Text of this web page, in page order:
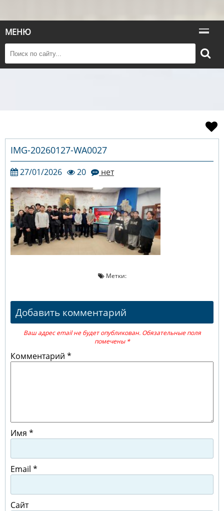
МЕНЮ
IMG-20260127-WA0027
27/01/2026 20 нет
Метки:
Добавить комментарий
Ваш адрес email не будет опубликован. Обязательные поля
помечены *
Комментарий *
Имя *
Email *
Сайт